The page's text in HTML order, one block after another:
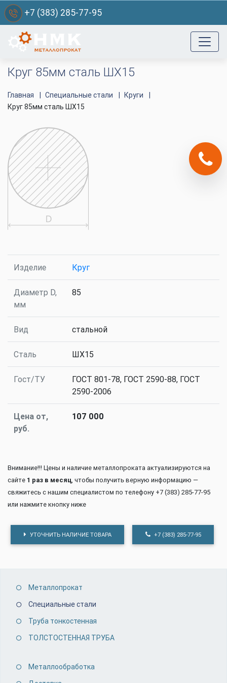
+7 (383) 285-77-95
Круг 85мм сталь ШХ15
Главная Специальные стали
Круги
Круг 85мм сталь ШХ15
Изделие Круг
Диаметр D,
мм
85
Вид стальной
Сталь ШХ15
Гост/ТУ
ГОСТ 801-78, ГОСТ 2590-88, ГОСТ
2590-2006
Цена от,
руб.
107 000
Внимание!!! Цены и наличие металлопроката актуализируются на
сайте 1 раз в месяц, чтобы получить верную информацию —
свяжитесь с нашим специалистом по телефону +7 (383) 285-77-95
или нажмите кнопку ниже
УТОЧНИТЬ НАЛИЧИЕ ТОВАРА +7 (383) 285-77-95
Металлопрокат
Специальные стали
Труба тонкостенная
ТОЛСТОСТЕННАЯ ТРУБА
Металлообработка